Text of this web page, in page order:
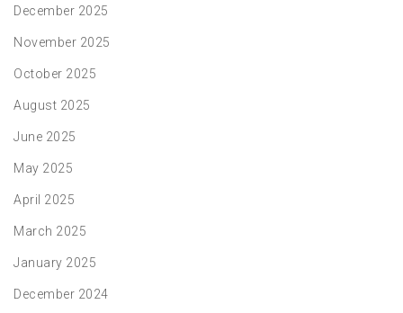
December 2025
November 2025
October 2025
August 2025
June 2025
May 2025
April 2025
March 2025
January 2025
December 2024